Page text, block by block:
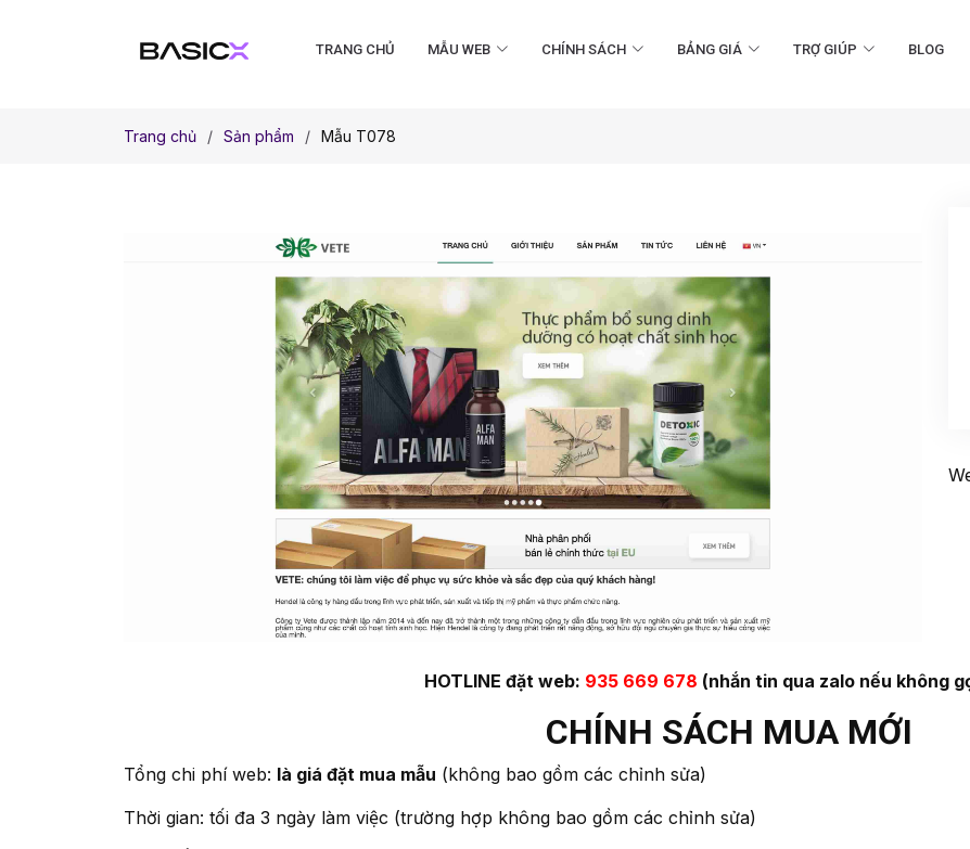
TRANG CHỦ MẪU WEB CHÍNH SÁCH BẢNG GIÁ TRỢ GIÚP BLOG
Trang chủ Sản phẩm Mẫu T078
HOTLINE đặt web: 935 669 678 (nhắn tin qua zalo nếu không
CHÍNH SÁCH MUA MỚI
Tổng chi phí web: là giá đặt mua mẫu (không bao gồm các chỉnh sửa)
Thời gian: tối đa 3 ngày làm việc (trường hợp không bao gồm các chỉnh sửa)